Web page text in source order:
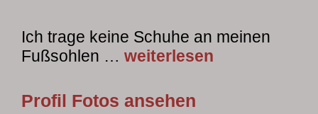
Ich trage keine Schuhe an meinen
Fußsohlen … weiterlesen
Profil Fotos ansehen